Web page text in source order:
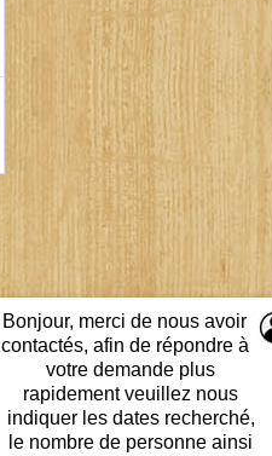
Gérer le consentement aux cookies
Propulsé par
Bonjour, merci de nous avoir
contactés, afin de répondre à
votre demande plus
rapidement veuillez nous
indiquer les dates recherché,
le nombre de personne ainsi